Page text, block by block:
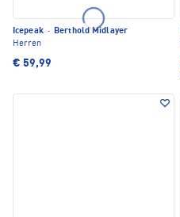
Icepeak · Berthold Midlayer
Herren
€ 59,99